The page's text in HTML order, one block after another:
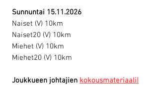
Sunnuntai 15.11.2026
Naiset (V) 10km
Naiset20 (V) 10km
Miehet (V) 10km
Miehet20 (V) 10km
Joukkueen johtajien kokousmateriaali!